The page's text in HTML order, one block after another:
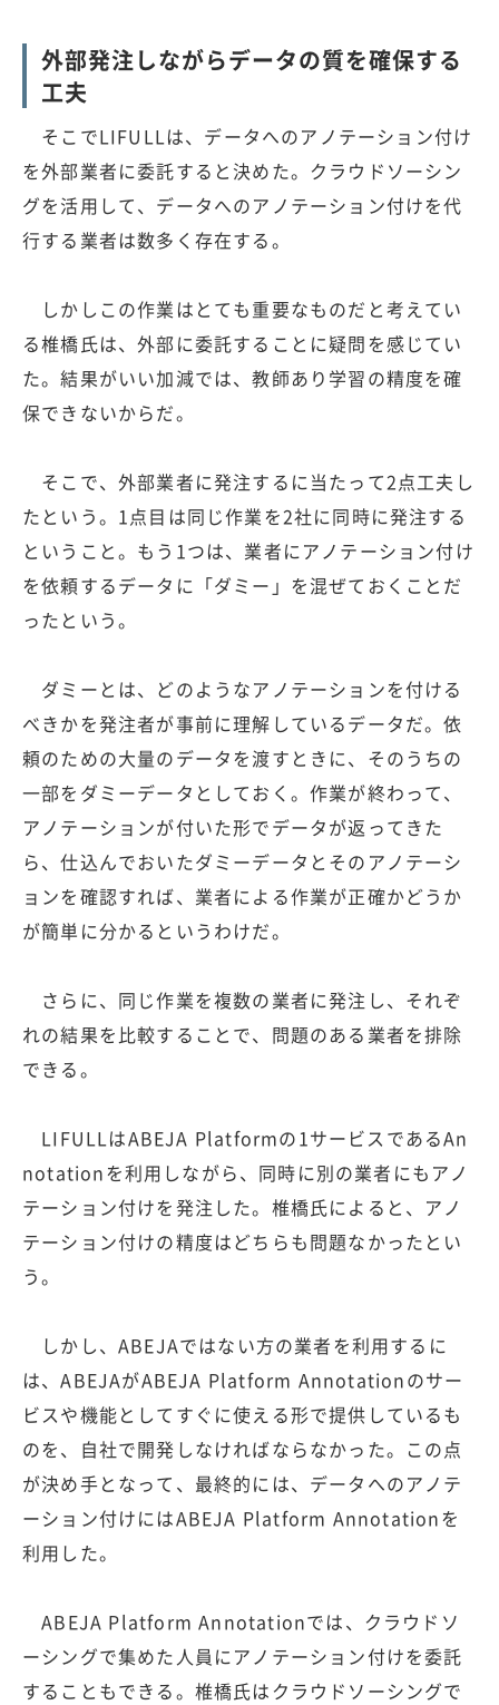
外部発注しながらデータの質を確保する
工夫
そこでLIFULLは、データへのアノテーション付け
を外部業者に委託すると決めた。クラウドソーシン
グを活用して、データへのアノテーション付けを代
行する業者は数多く存在する。
しかしこの作業はとても重要なものだと考えてい
る椎橋氏は、外部に委託することに疑問を感じてい
た。結果がいい加減では、教師あり学習の精度を確
保できないからだ。
そこで、外部業者に発注するに当たって2点工夫し
たという。1点目は同じ作業を2社に同時に発注する
ということ。もう1つは、業者にアノテーション付け
を依頼するデータに「ダミー」を混ぜておくことだ
ったという。
ダミーとは、どのようなアノテーションを付ける
べきかを発注者が事前に理解しているデータだ。依
頼のための大量のデータを渡すときに、そのうちの
一部をダミーデータとしておく。作業が終わって、
アノテーションが付いた形でデータが返ってきた
ら、仕込んでおいたダミーデータとそのアノテーシ
ョンを確認すれば、業者による作業が正確かどうか
が簡単に分かるというわけだ。
さらに、同じ作業を複数の業者に発注し、それぞ
れの結果を比較することで、問題のある業者を排除
できる。
LIFULLはABEJA Platformの1サービスであるAn
notationを利用しながら、同時に別の業者にもアノ
テーション付けを発注した。椎橋氏によると、アノ
テーション付けの精度はどちらも問題なかったとい
う。
しかし、ABEJAではない方の業者を利用するに
は、ABEJAがABEJA Platform Annotationのサー
ビスや機能としてすぐに使える形で提供しているも
のを、自社で開発しなければならなかった。この点
が決め手となって、最終的には、データへのアノテ
ーション付けにはABEJA Platform Annotationを
利用した。
ABEJA Platform Annotationでは、クラウドソ
ーシングで集めた人員にアノテーション付けを委託
することもできる。椎橋氏はクラウドソーシングで